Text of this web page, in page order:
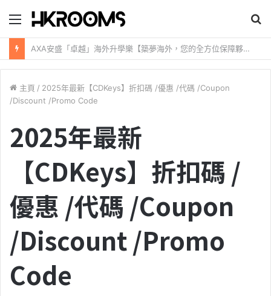
錄
尋
新加坡航空【2026年全球航線大優惠】樟宜機場世界級設施帶您環遊世界！
主頁 / 2025年最新【CDKeys】折扣碼 /優惠 /代碼 /Coupon
/Discount /Promo Code
2025年最新
【CDKeys】折扣碼 /
優惠 /代碼 /Coupon
/Discount /Promo
Code